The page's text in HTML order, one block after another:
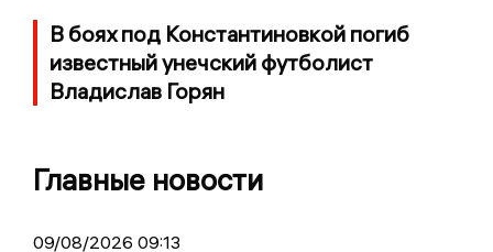
В боях под Константиновкой погиб
известный унечский футболист
Владислав Горян
Главные новости
09/08/2026 09:13